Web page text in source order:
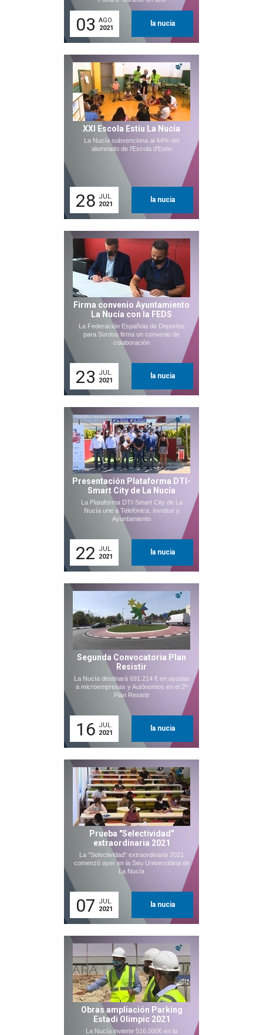
03 AGO.
2021
la nucia
XXI Escola Estiu La Nucía
La Nucía subvenciona al 44% del
alumnado de l'Escola d'Estiu
28 JUL.
2021
la nucia
Firma convenio Ayuntamiento
La Nucía con la FEDS
La Federación Española de Deportes
para Sordos firma un convenio de
colaboración
23
JUL.
2021
la nucia
Presentación Plataforma DTI-
Smart City de La Nucía
La Plataforma DTI-Smart City de La
Nucía une a Telefónica, Invattur y
Ayuntamiento
22
JUL.
2021
la nucia
Segunda Convocatoria Plan
Resistir
La Nucía destinará 691.214 € en ayudas
a microempresas y Autónomos en el 2º
Plan Resistir
16 JUL.
2021
la nucia
Prueba "Selectividad"
extraordinaria 2021
La "Selectividad" extraordinaria 2021
comenzó ayer en la Seu Universitària de
La Nucía
07
JUL.
2021
la nucia
Obras ampliación Parking
Estadi Olímpic 2021
La Nucía invierte 516.000€ en la